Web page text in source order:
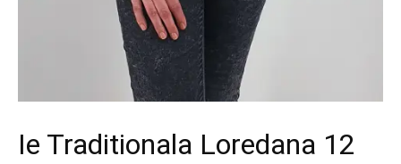
Ie Traditionala Loredana 12